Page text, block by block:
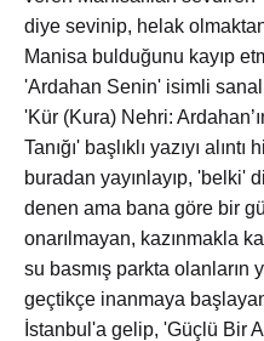
diye sevinip, helak
Manisa bulduğunu kayıp
'Ardahan Senin' isimli sanal
'Kür (Kura) Nehri:
Tanığı' başlıklı yazıyı
buradan yayınlayıp, 'belki'
denen ama bana göre bir
onarılmayan, kazınmakla
su basmış parkta
geçtikçe inanmaya
İstanbul'a gelip, 'Güçlü Bir